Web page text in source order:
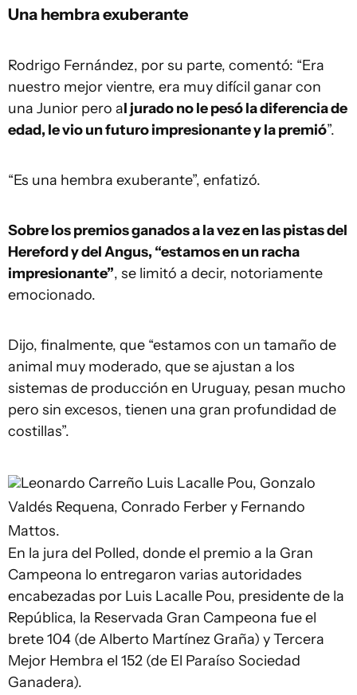
Una hembra exuberante
Rodrigo Fernández, por su parte, comentó: “Era
nuestro mejor vientre, era muy difícil ganar con
una Junior pero al jurado no le pesó la diferencia de
edad, le vio un futuro impresionante y la premió”.
“Es una hembra exuberante”, enfatizó.
Sobre los premios ganados a la vez en las pistas del
Hereford y del Angus, “estamos en un racha
impresionante”, se limitó a decir, notoriamente
emocionado.
Dijo, finalmente, que “estamos con un tamaño de
animal muy moderado, que se ajustan a los
sistemas de producción en Uruguay, pesan mucho
pero sin excesos, tienen una gran profundidad de
costillas”.
Leonardo Carreño Luis Lacalle Pou, Gonzalo
Valdés Requena, Conrado Ferber y Fernando
Mattos.
En la jura del Polled, donde el premio a la Gran
Campeona lo entregaron varias autoridades
encabezadas por Luis Lacalle Pou, presidente de la
República, la Reservada Gran Campeona fue el
brete 104 (de Alberto Martínez Graña) y Tercera
Mejor Hembra el 152 (de El Paraíso Sociedad
Ganadera).